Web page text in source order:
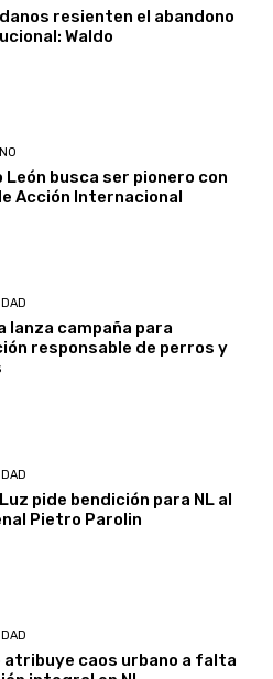
resienten el abandono
Waldo
León busca ser pionero con
Acción Internacional
lanza campaña para
responsable de perros y
pide bendición para NL al
Pietro Parolin
atribuye caos urbano a falta